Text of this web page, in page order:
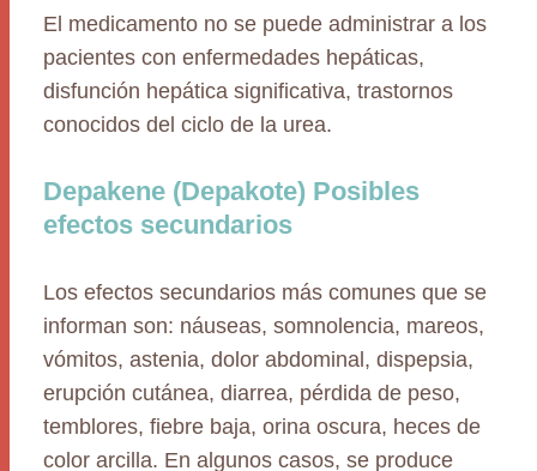
El medicamento no se puede administrar a los
pacientes con enfermedades hepáticas,
disfunción hepática significativa, trastornos
conocidos del ciclo de la urea.
Depakene (Depakote) Posibles
efectos secundarios
Los efectos secundarios más comunes que se
informan son: náuseas, somnolencia, mareos,
vómitos, astenia, dolor abdominal, dispepsia,
erupción cutánea, diarrea, pérdida de peso,
temblores, fiebre baja, orina oscura, heces de
color arcilla. En algunos casos, se produce